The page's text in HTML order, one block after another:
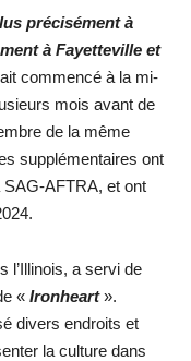
précisément à
à Fayetteville et
commencé à la mi-
mois avant de
de la même
supplémentaires ont
AFTRA, et ont
l’Illinois, a servi de
« Ironheart».
divers endroits et
la culture dans